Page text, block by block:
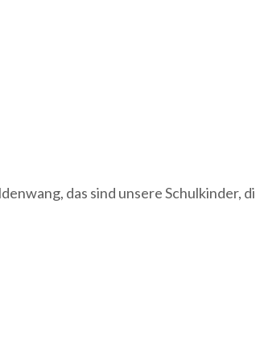
das sind unsere Schulkinder,